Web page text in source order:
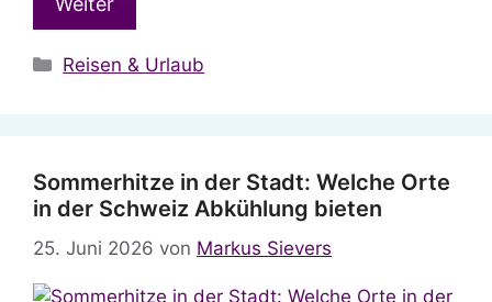
Kategorien
Reisen & Urlaub
Sommerhitze in der Stadt: Welche Orte
in der Schweiz Abkühlung bieten
25. Juni 2026 von Markus Sievers